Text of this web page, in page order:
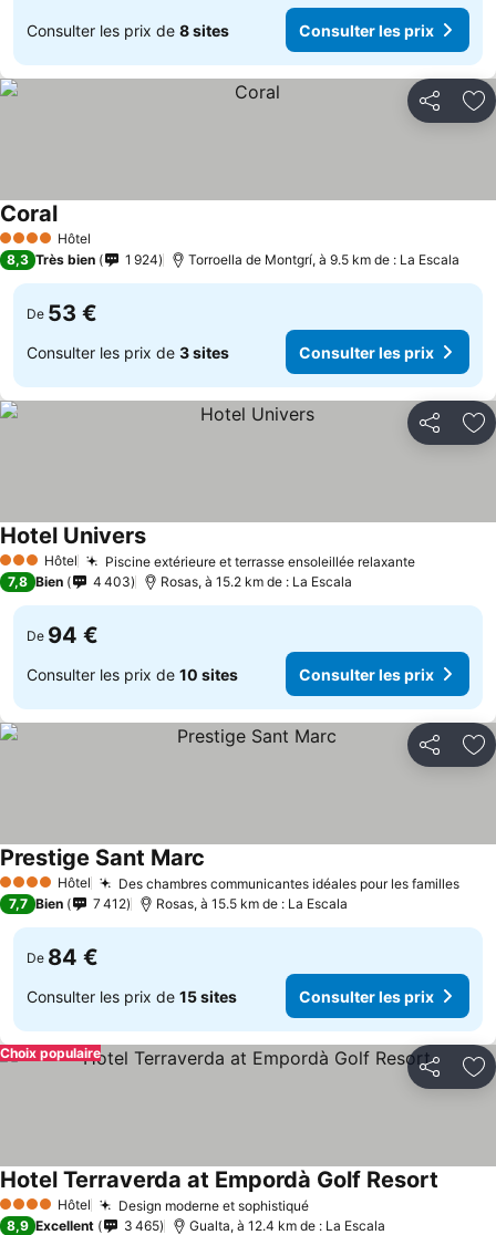
Consulter les prix de 8 sites Consulter les prix
Partager
4 Étoiles Hôtel
CoralConsulter les prix
8,3 Très bien 1 924 Torroella de Montgrí, à 9.5 km de : La Escala
De 53 €
Consulter les prix de 3 sites Consulter les prix
Partager
3 ÉtoilesHôtel Piscine extérieure et terrasse ensoleillée relaxante
Hotel UniversConsulter les prix
7,8 Bien 4 403 Rosas, à 15.2 km de : La Escala
De 94 €
Consulter les prix de 10 sites Consulter les prix
Partager
4 Étoiles Hôtel Des chambres communicantes idéales pour les familles
Prestige Sant Marc
7,7 Bien 7 412 Rosas, à 15.5 km de : La Escala
De 84 €
Consulter les prix de 15 sites Consulter les prix
Partager
Choix populaire
4 Étoiles Hôtel Design moderne et sophistiquéConsulter les prix
Hotel Terraverda at Empordà Golf Resort
8,9 Excellent 3 465 Gualta, à 12.4 km de : La Escala